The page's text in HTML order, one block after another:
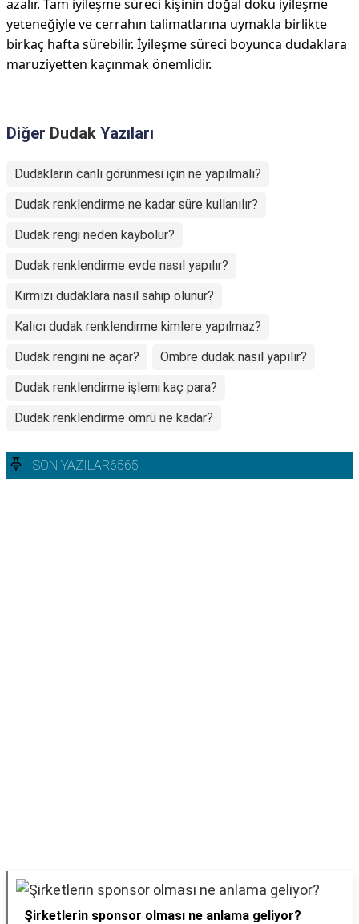
azalır. Tam iyileşme süreci kişinin doğal doku iyileşme
yeteneğiyle ve cerrahın talimatlarına uymakla birlikte
birkaç hafta sürebilir. İyileşme süreci boyunca dudaklara
maruziyetten kaçınmak önemlidir.
Diğer Dudak Yazıları
Dudakların canlı görünmesi için ne yapılmalı?
Dudak renklendirme ne kadar süre kullanılır?
Dudak rengi neden kaybolur?
Dudak renklendirme evde nasıl yapılır?
Kırmızı dudaklara nasıl sahip olunur?
Kalıcı dudak renklendirme kimlere yapılmaz?
Dudak rengini ne açar?
Ombre dudak nasıl yapılır?
Dudak renklendirme işlemi kaç para?
Dudak renklendirme ömrü ne kadar?
SON YAZILAR6565
Şirketlerin sponsor olması ne anlama geliyor?